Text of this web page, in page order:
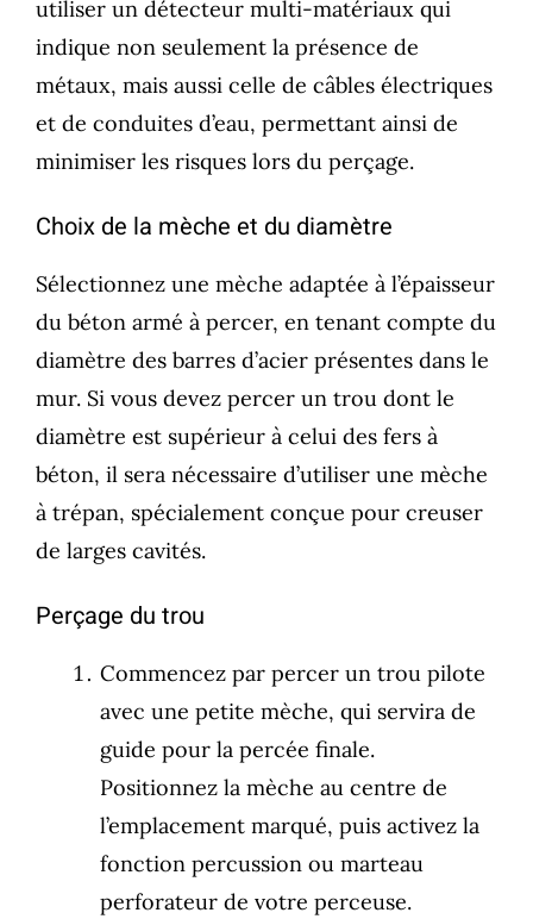
utiliser un détecteur multi-matériaux qui
indique non seulement la présence de
métaux, mais aussi celle de câbles électriques
et de conduites d’eau, permettant ainsi de
minimiser les risques lors du perçage.
Choix de la mèche et du diamètre
Sélectionnez une mèche adaptée à l’épaisseur
du béton armé à percer, en tenant compte du
diamètre des barres d’acier présentes dans le
mur. Si vous devez percer un trou dont le
diamètre est supérieur à celui des fers à
béton, il sera nécessaire d’utiliser une mèche
à trépan, spécialement conçue pour creuser
de larges cavités.
Perçage du trou
Commencez par percer un trou pilote
avec une petite mèche, qui servira de
guide pour la percée finale.
Positionnez la mèche au centre de
l’emplacement marqué, puis activez la
fonction percussion ou marteau
perforateur de votre perceuse.